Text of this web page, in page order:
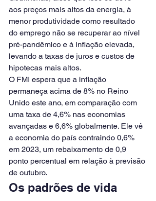
aos preços mais altos da energia, à
menor produtividade como resultado
do emprego não se recuperar ao nível
pré-pandêmico e à inflação elevada,
levando a taxas de juros e custos de
hipotecas mais altos.
O FMI espera que a inflação
permaneça acima de 8% no Reino
Unido este ano, em comparação com
uma taxa de 4,6% nas economias
avançadas e 6,6% globalmente. Ele vê
a economia do país contraindo 0,6%
em 2023, um rebaixamento de 0,9
ponto percentual em relação à previsão
de outubro.
Os padrões de vida